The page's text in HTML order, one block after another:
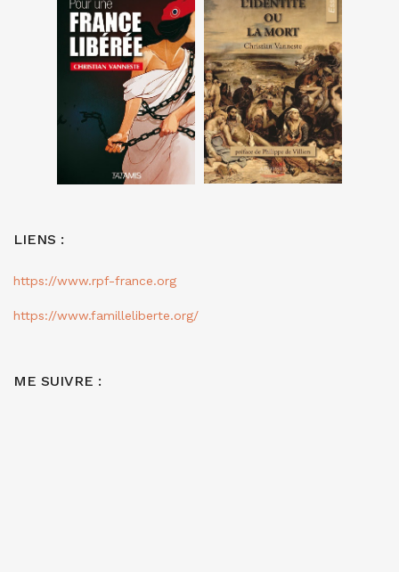
LIENS :
https://www.rpf-france.org
https://www.familleliberte.org/
ME SUIVRE :